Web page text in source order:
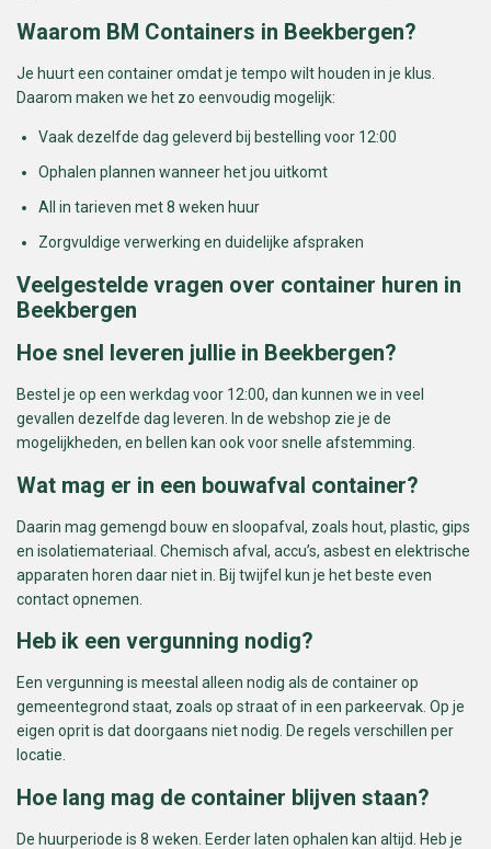
Waarom BM Containers in Beekbergen?
Je huurt een container omdat je tempo wilt houden in je klus.
Daarom maken we het zo eenvoudig mogelijk:
Vaak dezelfde dag geleverd bij bestelling voor 12:00
Ophalen plannen wanneer het jou uitkomt
All in tarieven met 8 weken huur
Zorgvuldige verwerking en duidelijke afspraken
Veelgestelde vragen over container huren in
Beekbergen
Hoe snel leveren jullie in Beekbergen?
Bestel je op een werkdag voor 12:00, dan kunnen we in veel
gevallen dezelfde dag leveren. In de webshop zie je de
mogelijkheden, en bellen kan ook voor snelle afstemming.
Wat mag er in een bouwafval container?
Daarin mag gemengd bouw en sloopafval, zoals hout, plastic, gips
en isolatiemateriaal. Chemisch afval, accu’s, asbest en elektrische
apparaten horen daar niet in. Bij twijfel kun je het beste even
contact opnemen.
Heb ik een vergunning nodig?
Een vergunning is meestal alleen nodig als de container op
gemeentegrond staat, zoals op straat of in een parkeervak. Op je
eigen oprit is dat doorgaans niet nodig. De regels verschillen per
locatie.
Hoe lang mag de container blijven staan?
De huurperiode is 8 weken. Eerder laten ophalen kan altijd. Heb je